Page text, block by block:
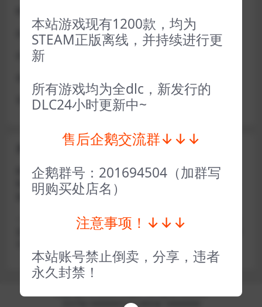
如激活上限需等到隔天早上在线进一次游戏
或者使用网盘版也可解决D加密激活的问题，一样玩
请各位亲们理解
关于密码错误问题
账号密码复制粘贴，注意不要复制到空格了，CTRL+C复
制，或者鼠标右键先复制然后键盘 CTRL+V粘贴，steam改
版了必须键盘粘贴（CTRL+V粘贴）鼠标不能粘贴了
————————————————————–离线模式玩
游戏，在线没存档被顶号，不然没有存档，D加密游戏尽量
京ICP备18888888号京公网安备 188888888
本站游戏现有1200款，均为
STEAM正版离线，并持续进行更
新
所有游戏均为全dlc，新发行的
DLC24小时更新中~
售后企鹅交流群↓↓↓
企鹅群号：201694504（加群写
明购买处店名）
注意事项！↓↓↓
本站账号禁止倒卖，分享，违者
永久封禁！